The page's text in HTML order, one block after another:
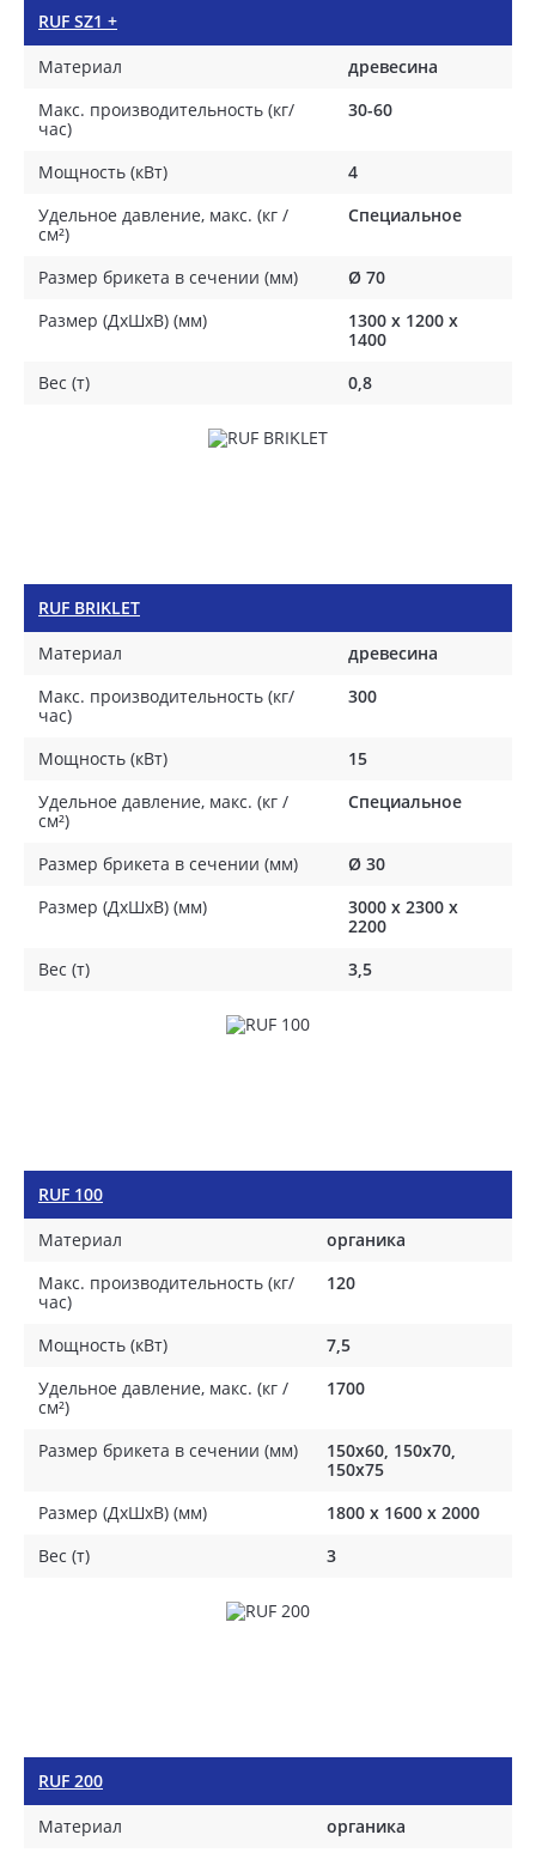
RUF SZ1 +
Материал
древесина
Макс. производительность (кг/
час)
30-60
Мощность (кВт)
4
Удельное давление, макс. (кг /
см²)
Специальное
Размер брикета в сечении (мм)
Ø 70
Размер (ДхШхВ) (мм)
1300 х 1200 х
1400
Вес (т)
0,8
RUF BRIKLET
Материал
древесина
Макс. производительность (кг/
час)
300
Мощность (кВт)
15
Удельное давление, макс. (кг /
см²)
Специальное
Размер брикета в сечении (мм)
Ø 30
Размер (ДхШхВ) (мм)
3000 х 2300 х
2200
Вес (т)
3,5
RUF 100
Материал
органика
Макс. производительность (кг/
час)
120
Мощность (кВт)
7,5
Удельное давление, макс. (кг /
см²)
1700
Размер брикета в сечении (мм)
150x60, 150x70,
150x75
Размер (ДхШхВ) (мм)
1800 х 1600 х 2000
Вес (т)
3
RUF 200
Материал
органика